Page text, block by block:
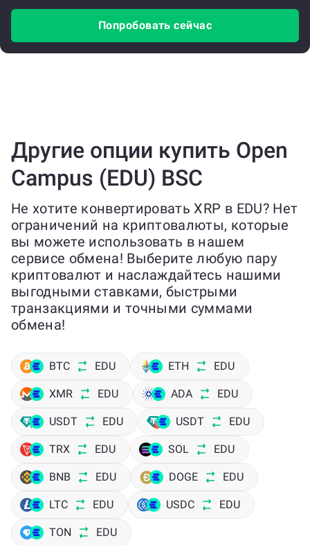
Попробовать сейчас
Другие опции купить Open
Campus (EDU) BSC
Не хотите конвертировать XRP в EDU? Нет
ограничений на криптовалюты, которые
вы можете использовать в нашем
сервисе обмена! Выберите любую пару
криптовалют и наслаждайтесь нашими
выгодными ставками, быстрыми
транзакциями и точными суммами
обмена!
BTC EDU ETH EDU
XMR EDU ADA EDU
USDT EDU USDT EDU
TRX EDU SOL EDU
BNB EDU DOGE EDU
LTC EDU USDC EDU
TON EDU